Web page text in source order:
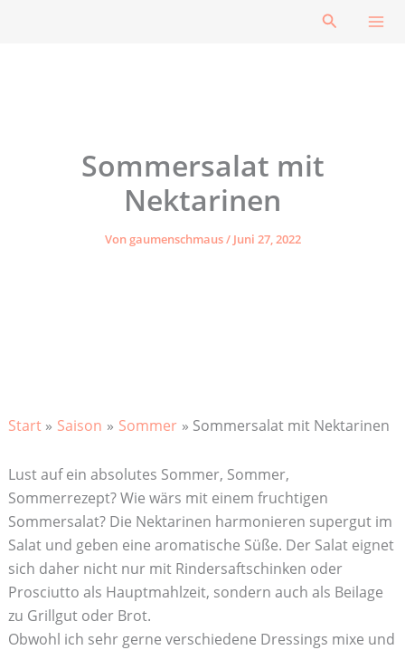
Suchen
Sommersalat mit
Nektarinen
Vongaumenschmaus/ Juni 27, 2022
Start Saison Sommer Sommersalat mit Nektarinen
Lust auf ein absolutes Sommer, Sommer,
Sommerrezept? Wie wärs mit einem fruchtigen
Sommersalat? Die Nektarinen harmonieren supergut im
Salat und geben eine aromatische Süße. Der Salat eignet
sich daher nicht nur mit Rindersaftschinken oder
Prosciutto als Hauptmahlzeit, sondern auch als Beilage
zu Grillgut oder Brot.
Obwohl ich sehr gerne verschiedene Dressings mixe und